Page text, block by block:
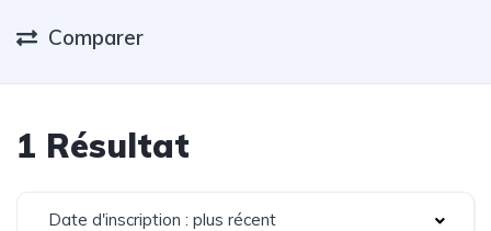
Comparer
1 Résultat
Date d'inscription : plus récent